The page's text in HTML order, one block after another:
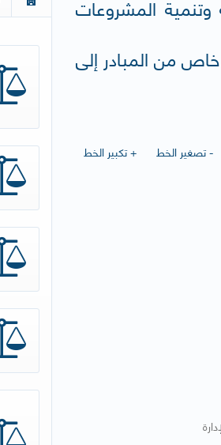
وتنمية المشروعات
من المبادر إلى
+ تكبير الخط
- تصغير الخط